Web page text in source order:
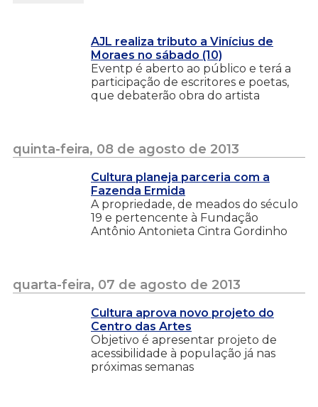
AJL realiza tributo a Vinícius de
Moraes no sábado (10)
Eventp é aberto ao público e terá a
participação de escritores e poetas,
que debaterão obra do artista
quinta-feira, 08 de agosto de 2013
Cultura planeja parceria com a
Fazenda Ermida
A propriedade, de meados do século
19 e pertencente à Fundação
Antônio Antonieta Cintra Gordinho
quarta-feira, 07 de agosto de 2013
Cultura aprova novo projeto do
Centro das Artes
Objetivo é apresentar projeto de
acessibilidade à população já nas
próximas semanas